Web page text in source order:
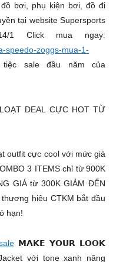
bơi, phụ kiện bơi, đồ đi
tại website Supersports
Click mua ngay:
speedo-zoggs-mua-1-
sale đầu năm của
DEAL CỰC HOT TỪ
outfit cực cool với mức giá
3 ITEMS chỉ từ 900K
GIÁ từ 300K GIẢM ĐẾN
hiệu CTKM bắt đầu
hạn!
𝗠𝗔𝗞𝗘 𝗬𝗢𝗨𝗥 𝗟𝗢𝗢𝗞
với tone xanh năng